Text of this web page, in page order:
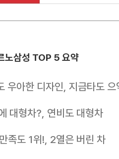
노삼성 TOP 5 요약
우아한 디자인, 지금타도 으
대형차?, 연비도 대형차
족도 1위!, 2열은 버린 차